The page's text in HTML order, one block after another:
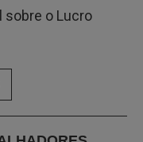
sobre o Lucro